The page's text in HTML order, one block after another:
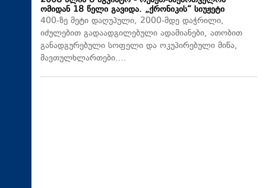
ომიდან 18 წელი გავიდა. „ქრონიკის“ სიუჟეტი
400-ზე მეტი დაღუპული, 2000-მდე დაჭრილი,
იძულებით გადაადგილებული ადამიანები, ათობით
განადგურებული სოფელი და ოკუპირებული მიწა,
მავთულხლართები….